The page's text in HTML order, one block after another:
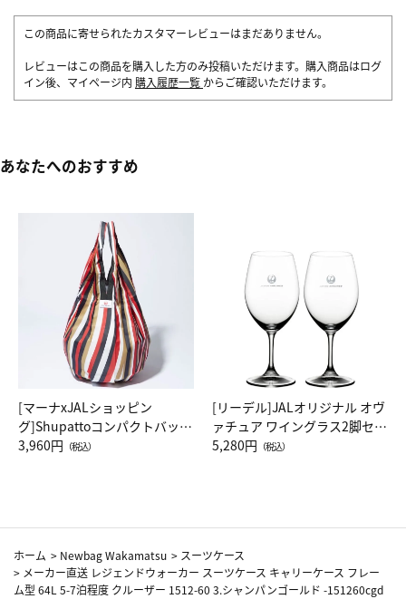
この商品に寄せられたカスタマーレビューはまだありません。
レビューはこの商品を購入した方のみ投稿いただけます。購入商品はログ
イン後、マイページ内 購入履歴一覧 からご確認いただけます。
あなたへのおすすめ
[マーナxJALショッピン
グ]Shupattoコンパクトバッグ
Drop JAL客室乗務員（LC）ス
3,960円 （税込）
[リーデル]JALオリジナル オヴ
ァチュア ワイングラス2脚セッ
ト（レッドワイン）
5,280円 （税込）
ホーム > Newbag Wakamatsu > スーツケース
> メーカー直送 レジェンドウォーカー スーツケース キャリーケース フレー
ム型 64L 5-7泊程度 クルーザー 1512-60 3.シャンパンゴールド -151260cgd